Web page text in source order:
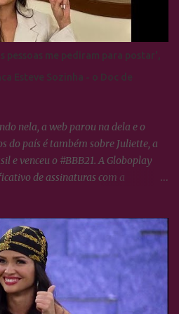
pessoas me pediram para postar',
Esteve Sozinha - o Doc de
nela, a web parou na dela e o
do país é também sobre Juliette, a
e venceu o #BBB21. A Globoplay
de assinaturas com a
propícia um engajamento em torno
o que ela faz no dia à dia, os
em hastags para mobilizar as
que neste semestre respiram Juliette.
futebol e diretores de marketing de